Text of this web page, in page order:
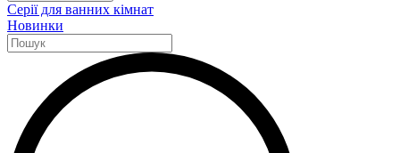
Серії для ванних кімнат
Новинки